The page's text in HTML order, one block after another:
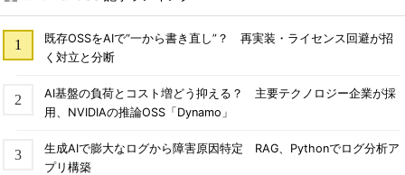
既存OSSをAIで“一から書き直し”？ 再実装・ライセンス回避が招
く対立と分断
AI基盤の負荷とコスト増どう抑える？ 主要テクノロジー企業が採
用、NVIDIAの推論OSS「Dynamo」
生成AIで膨大なログから障害原因特定 RAG、Pythonでログ分析ア
プリ構築